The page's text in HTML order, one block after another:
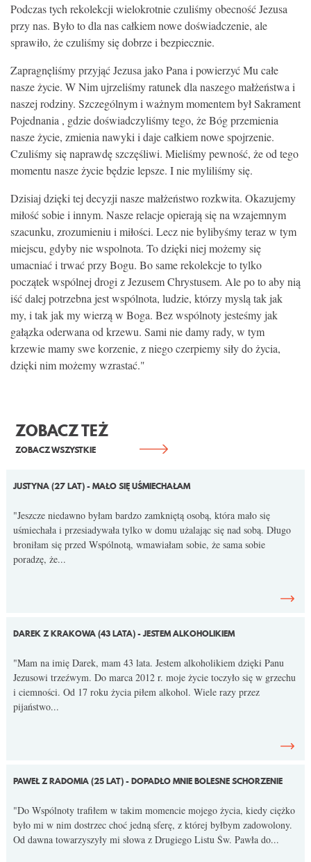
Podczas tych rekolekcji wielokrotnie czuliśmy obecność Jezusa
przy nas. Było to dla nas całkiem nowe doświadczenie, ale
sprawiło, że czuliśmy się dobrze i bezpiecznie.
Zapragnęliśmy przyjąć Jezusa jako Pana i powierzyć Mu całe
nasze życie. W Nim ujrzeliśmy ratunek dla naszego małżeństwa i
naszej rodziny. Szczególnym i ważnym momentem był Sakrament
Pojednania , gdzie doświadczyliśmy tego, że Bóg przemienia
nasze życie, zmienia nawyki i daje całkiem nowe spojrzenie.
Czuliśmy się naprawdę szczęśliwi. Mieliśmy pewność, że od tego
momentu nasze życie będzie lepsze. I nie myliliśmy się.
Dzisiaj dzięki tej decyzji nasze małżeństwo rozkwita. Okazujemy
miłość sobie i innym. Nasze relacje opierają się na wzajemnym
szacunku, zrozumieniu i miłości. Lecz nie bylibyśmy teraz w tym
miejscu, gdyby nie wspolnota. To dzięki niej możemy się
umacniać i trwać przy Bogu. Bo same rekolekcje to tylko
początek wspólnej drogi z Jezusem Chrystusem. Ale po to aby nią
iść dalej potrzebna jest wspólnota, ludzie, którzy myslą tak jak
my, i tak jak my wierzą w Boga. Bez wspólnoty jesteśmy jak
gałązka oderwana od krzewu. Sami nie damy rady, w tym
krzewie mamy swe korzenie, z niego czerpiemy siły do życia,
dzięki nim możemy wzrastać."
ZOBACZ TEŻ
ZOBACZ WSZYSTKIE
JUSTYNA (27 LAT) - MAŁO SIĘ UŚMIECHAŁAM
"Jeszcze niedawno byłam bardzo zamkniętą osobą, która mało się
uśmiechała i przesiadywała tylko w domu użalając się nad sobą. Długo
broniłam się przed Wspólnotą, wmawiałam sobie, że sama sobie
poradzę, że...
DAREK Z KRAKOWA (43 LATA) - JESTEM ALKOHOLIKIEM
"Mam na imię Darek, mam 43 lata. Jestem alkoholikiem dzięki Panu
Jezusowi trzeźwym. Do marca 2012 r. moje życie toczyło się w grzechu
i ciemności. Od 17 roku życia piłem alkohol. Wiele razy przez
pijaństwo...
PAWEŁ Z RADOMIA (25 LAT) - DOPADŁO MNIE BOLESNE SCHORZENIE
"Do Wspólnoty trafiłem w takim momencie mojego życia, kiedy ciężko
było mi w nim dostrzec choć jedną sferę, z której byłbym zadowolony.
Od dawna towarzyszyły mi słowa z Drugiego Listu Św. Pawła do...